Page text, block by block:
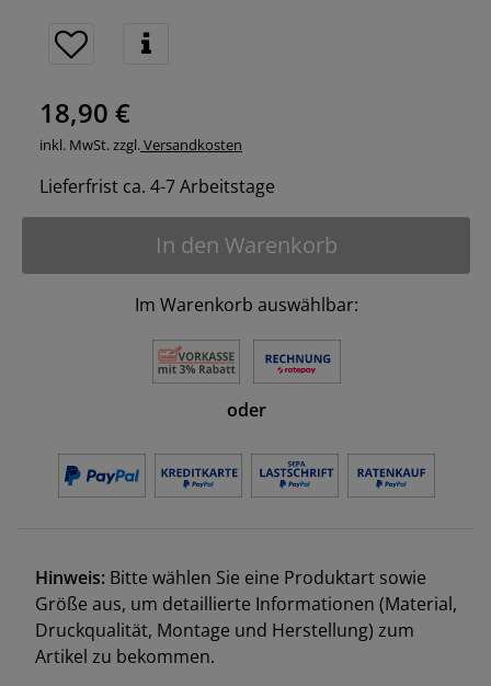
18,90 €
inkl. MwSt. zzgl.Versandkosten
Lieferfrist ca. 4-7 Arbeitstage
In den Warenkorb
Im Warenkorb auswählbar:
oder
Hinweis: Bitte wählen Sie eine Produktart sowie
Größe aus, um detaillierte Informationen (Material,
Druckqualität, Montage und Herstellung) zum
Artikel zu bekommen.